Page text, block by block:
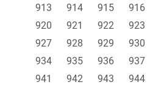
913
914 915 916
920
921 922 923
927
928 929 930
934
935 936 937
941
942 943 944